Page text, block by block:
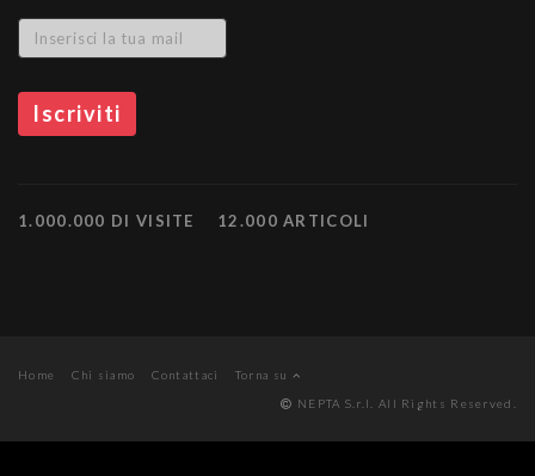
1.000.000 DI VISITE 12.000 ARTICOLI
Home Chi siamo Contattaci
Torna su
NEPTA S.r.l. All Rights Reserved.